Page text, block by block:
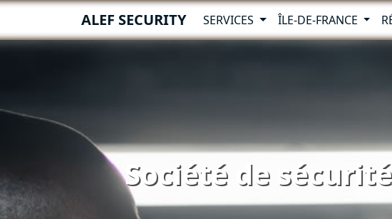
ALEF SECURITY SERVICES ÎLE-DE-FRANCE
Société de